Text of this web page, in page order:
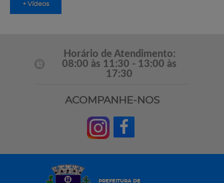
+ Vídeos
Horário de Atendimento:
08:00 às 11:30 - 13:00 às
17:30
ACOMPANHE-NOS
PREFEITURA DE